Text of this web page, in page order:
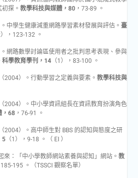
探。 教學科技與媒體，80，73-89 。
中學生健康減重網路學習素材發展與評估。 臺
，123-132 。
網路數學討論區使用者之批判思考表現、參與
科學教育學刊，14（1），83-100 。
2004）。行動學習之定義與要素。 教學科技與
2004）。中小學資訊組長在資訊教育扮演角色
，68，76-91 。
2004）。高中師生對 BBS 的認知與態度之研
5（1），9-18 。（ EI ）
來：「中小學教師網站素養與認知」網站。 教
185-195 。（TSSCI 觀察名單）